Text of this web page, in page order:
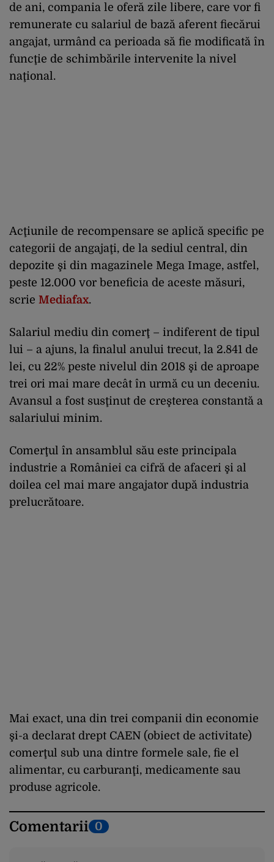
de ani, compania le oferă zile libere, care vor fi
remunerate cu salariul de bază aferent fiecărui
angajat, urmând ca perioada să fie modificată în
funcţie de schimbările intervenite la nivel
naţional.
Acţiunile de recompensare se aplică specific pe
categorii de angajaţi, de la sediul central, din
depozite şi din magazinele Mega Image, astfel,
peste 12.000 vor beneficia de aceste măsuri,
scrie Mediafax.
Salariul mediu din comerţ – indiferent de tipul
lui – a ajuns, la finalul anului trecut, la 2.841 de
lei, cu 22% peste nivelul din 2018 şi de aproape
trei ori mai mare decât în urmă cu un deceniu.
Avansul a fost susţinut de creşterea constantă a
salariului minim.
Comerţul în ansamblul său este principala
industrie a României ca cifră de afaceri şi al
doilea cel mai mare angajator după industria
prelucrătoare.
Mai exact, una din trei companii din economie
şi-a declarat drept CAEN (obiect de activitate)
comerţul sub una dintre formele sale, fie el
alimentar, cu carburanţi, medicamente sau
produse agricole.
Comentarii 0